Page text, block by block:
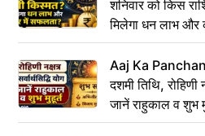
शनिवार को किस
मिलेगा धन लाभ
Aaj Ka
दशमी तिथि, रोहिणी
जानें राहुकाल व शुभ